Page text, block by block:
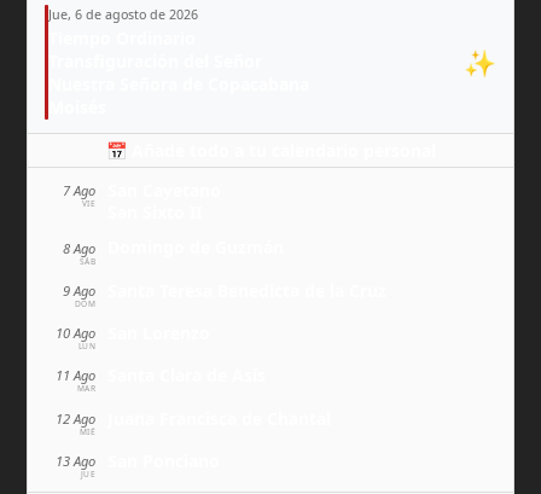
Jue, 6 de agosto de 2026
✨
📅 Añade todo a tu calendario personal
7 Ago
VIE
8 Ago
SÁB
9 Ago
DOM
10 Ago
LUN
11 Ago
MAR
12 Ago
MIÉ
13 Ago
JUE